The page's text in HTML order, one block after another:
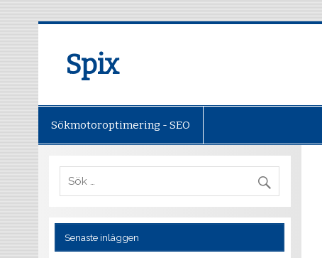
Spix
Sökmotoroptimering - SEO
Senaste inläggen